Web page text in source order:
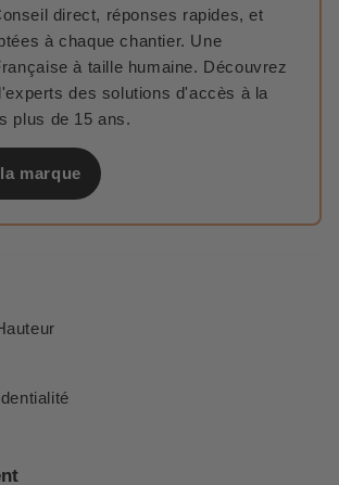
direct, réponses rapides, et
à chaque chantier. Une
à taille humaine. Découvrez
des solutions d'accès à la
plus de 15 ans.
marque